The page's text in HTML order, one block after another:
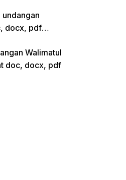
docx, pdf
Walimatul
doc, docx, pdf